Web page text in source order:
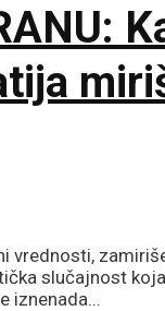
vrednosti,
slučajnost
iznenada...